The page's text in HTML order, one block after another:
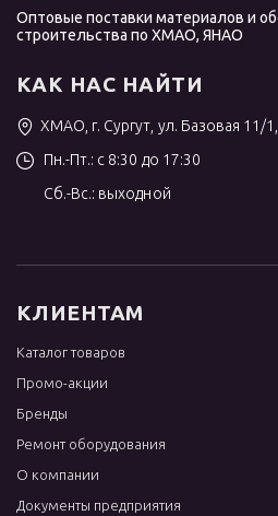
Оптовые поставки материалов и
строительства по ХМАО, ЯНАО
КАК НАС НАЙТИ
ХМАО, г. Сургут, ул. Базовая 11/
Пн.-Пт.: с 8:30 до 17:30
Сб.-Вс.: выходной
КЛИЕНТАМ
Каталог товаров
Промо-акции
Бренды
Ремонт оборудования
О компании
Документы предприятия